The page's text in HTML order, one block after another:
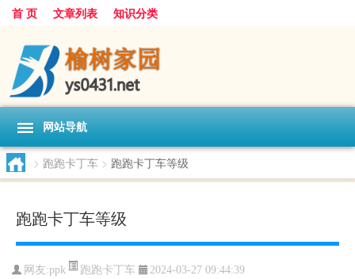
首 页 文章列表 知识分类
网站导航
> 跑跑卡丁车 > 跑跑卡丁车等级
跑跑卡丁车等级
网友:ppk 跑跑卡丁车 2024-03-27 09:44:39